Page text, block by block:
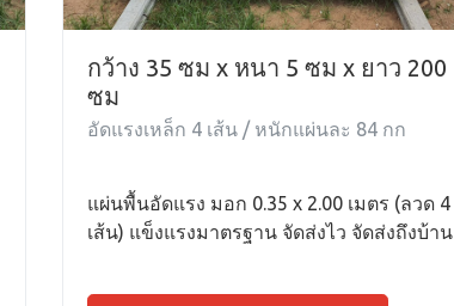
กว้าง 35 ซม x หนา 5 ซม x ยาว 200
ซม
อัดแรงเหล็ก 4 เส้น / หนักแผ่นละ 84 กก
แผ่นพื้นอัดแรง มอก 0.35 x 2.00 เมตร (ลวด 4
เส้น) แข็งแรงมาตรฐาน จัดส่งไว จัดส่งถึงบ้าน